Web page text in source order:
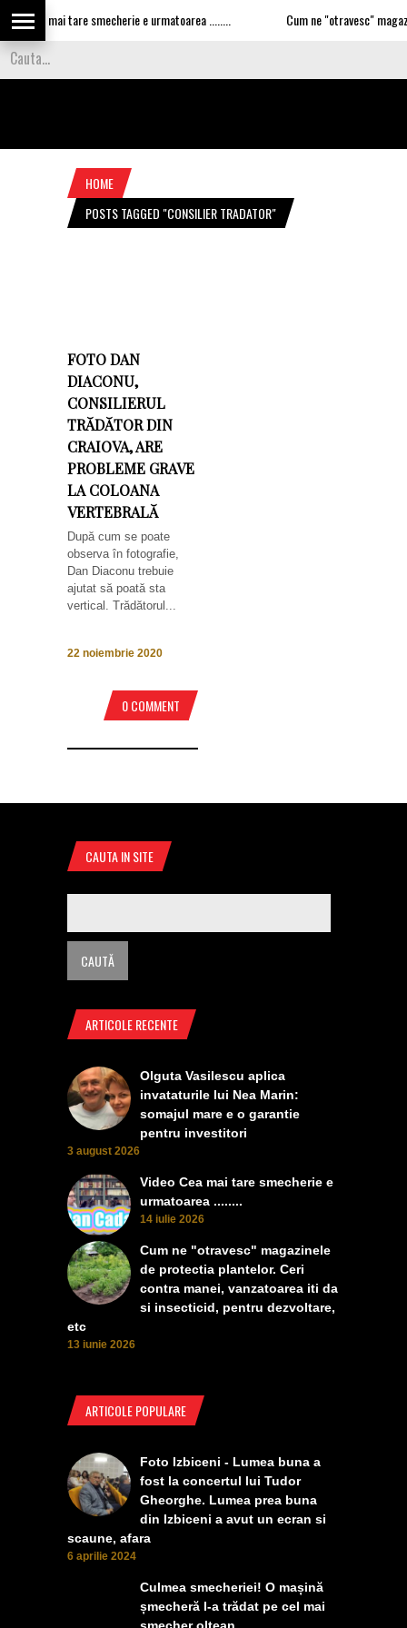
Cea mai tare smecherie e urmatoarea ........ Cum ne "otravesc"
HOME
POSTS TAGGED "CONSILIER TRADATOR"
FOTO DAN
DIACONU,
CONSILIERUL
TRĂDĂTOR DIN
CRAIOVA, ARE
PROBLEME GRAVE
LA COLOANA
VERTEBRALĂ
După cum se poate
observa în fotografie,
Dan Diaconu trebuie
ajutat să poată sta
vertical. Trădătorul...
22 noiembrie 2020
0 COMMENT
CAUTA IN SITE
ARTICOLE RECENTE
Olguta Vasilescu aplica
invataturile lui Nea Marin:
somajul mare e o garantie
pentru investitori
3 august 2026
Video Cea mai tare smecherie e
urmatoarea ........
14 iulie 2026
Cum ne "otravesc" magazinele
de protectia plantelor. Ceri
contra manei, vanzatoarea iti da
si insecticid, pentru dezvoltare,
etc
13 iunie 2026
ARTICOLE POPULARE
Foto Izbiceni - Lumea buna a
fost la concertul lui Tudor
Gheorghe. Lumea prea buna
din Izbiceni a avut un ecran si
scaune, afara
6 aprilie 2024
Culmea smecheriei! O mașină
șmecheră l-a trădat pe cel mai